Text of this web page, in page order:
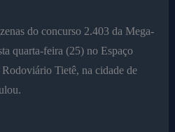
do concurso 2.403 da Mega-
quarta-feira (25) no Espaço
Tietê, na cidade de